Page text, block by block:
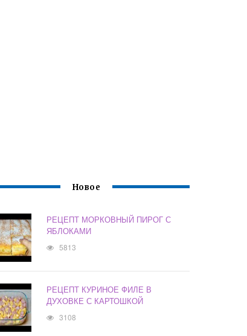
Новое
РЕЦЕПТ МОРКОВНЫЙ ПИРОГ С
ЯБЛОКАМИ
5813
РЕЦЕПТ КУРИНОЕ ФИЛЕ В
ДУХОВКЕ С КАРТОШКОЙ
3108